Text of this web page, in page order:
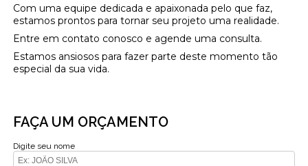
Com uma equipe dedicada e apaixonada pelo que faz,
estamos prontos para tornar seu projeto uma realidade.
Entre em contato conosco e agende uma consulta.
Estamos ansiosos para fazer parte deste momento tão
especial da sua vida.
FAÇA UM ORÇAMENTO
Digite seu nome